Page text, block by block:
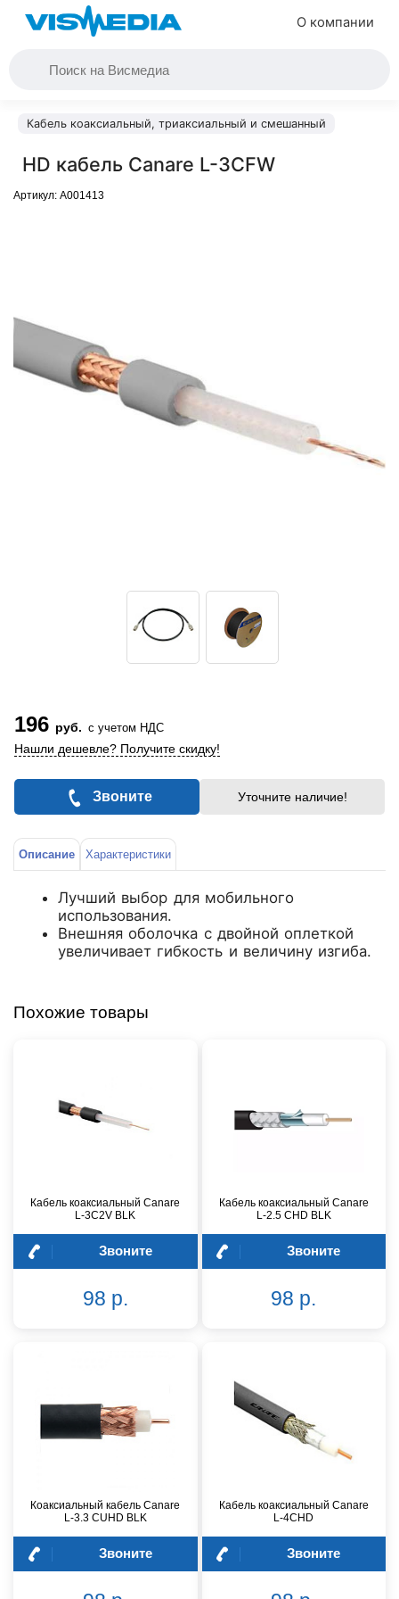
О компании
Кабель коаксиальный, триаксиальный и смешанный
HD кабель Canare L-3CFW
Артикул: A001413
196 руб. с учетом НДС
Нашли дешевле? Получите скидку!
Звоните Уточните наличие!
Описание Характеристики
Лучший выбор для мобильного
использования.
Внешняя оболочка с двойной оплеткой
увеличивает гибкость и величину изгиба.
Похожие товары
Кабель коаксиальный Canare
L-3C2V BLK
Звоните
98 р.
Кабель коаксиальный Canare
L-2.5 CHD BLK
Звоните
98 р.
Коаксиальный кабель Canare
L-3.3 CUHD BLK
Звоните
Кабель коаксиальный Canare
L-4CHD
Звоните